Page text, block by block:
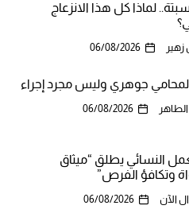
لماذا كل هذا الانزعاج
06/08/2026
جوهري وليس مجرد إجراء
06/08/2026
النسائي يطلق “ميثاق
وتكافؤ الفرص”
الآن 06/08/2026